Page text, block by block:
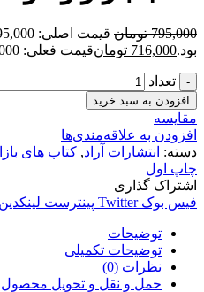
795,000 تومان
بود.716,000 تومانقیمت فعلی: 716,000 تومان.
تعداد
افزودن به سبد خرید
مقایسه
افزودن به علاقه‌مندی‌ها
دسته: انتشارات آراد, کتاب های
چاپ اول
اشتراک گذاری
فیس بوک Twitter پینترست لینکدین
توضیحات
توضیحات تکمیلی
نظرات (0)
حمل و نقل و تحویل محصول